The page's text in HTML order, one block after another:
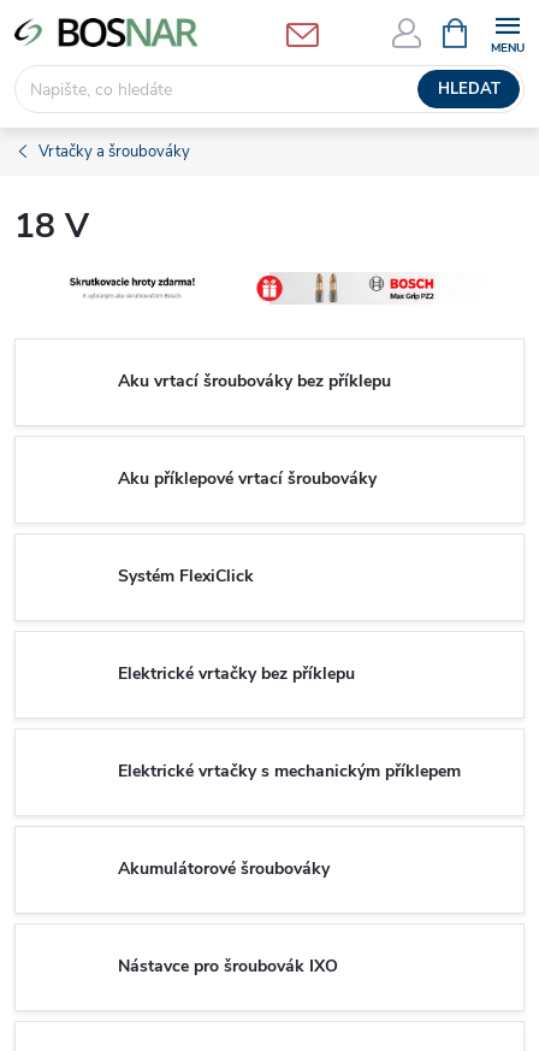
Přejít
na
obsah
HLEDAT
NÁKUPNÍ
KOŠÍK
Vrtačky a šroubováky
18 V
Aku vrtací šroubováky bez příklepu
Aku příklepové vrtací šroubováky
Systém FlexiClick
Elektrické vrtačky bez příklepu
Elektrické vrtačky s mechanickým příklepem
Akumulátorové šroubováky
Nástavce pro šroubovák IXO